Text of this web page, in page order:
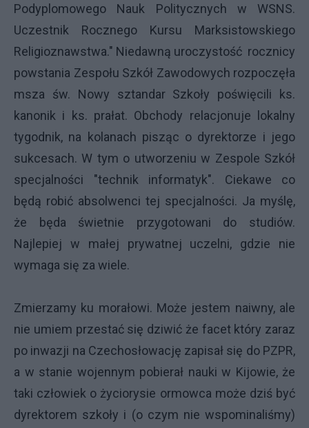
Podyplomowego Nauk Politycznych w WSNS.
Uczestnik Rocznego Kursu Marksistowskiego
Religioznawstwa." Niedawną uroczystość rocznicy
powstania Zespołu Szkół Zawodowych rozpoczęła
msza św. Nowy sztandar Szkoły poświęcili ks.
kanonik i ks. prałat. Obchody relacjonuje lokalny
tygodnik, na kolanach pisząc o dyrektorze i jego
sukcesach. W tym o utworzeniu w Zespole Szkół
specjalności "technik informatyk". Ciekawe co
będą robić absolwenci tej specjalności. Ja myślę,
że będa świetnie przygotowani do studiów.
Najlepiej w małej prywatnej uczelni, gdzie nie
wymaga się za wiele.
Zmierzamy ku morałowi. Może jestem naiwny, ale
nie umiem przestać się dziwić że facet który zaraz
po inwazji na Czechosłowację zapisał się do PZPR,
a w stanie wojennym pobierał nauki w Kijowie, że
taki człowiek o życiorysie ormowca może dziś być
dyrektorem szkoły i (o czym nie wspominaliśmy)